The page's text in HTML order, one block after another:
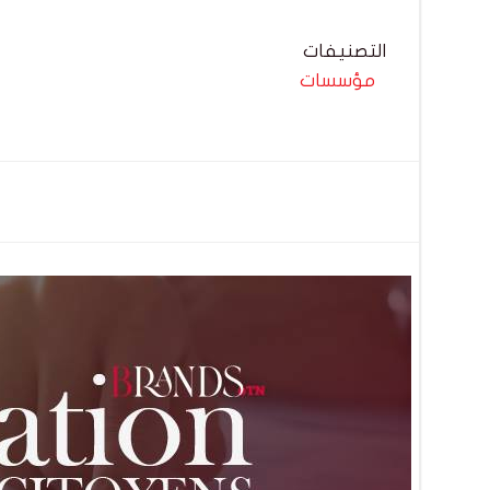
التصنيفات
مؤسسات